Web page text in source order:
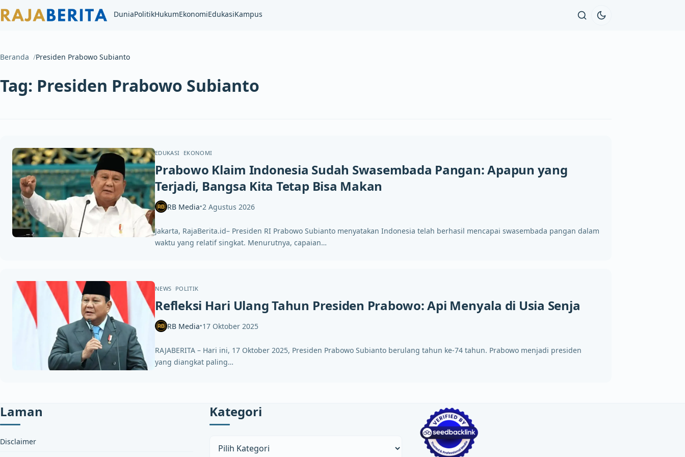
DuniaPolitikHukumEkonomiEdukasiKampus
Beranda Presiden Prabowo Subianto
Tag: Presiden Prabowo Subianto
EDUKASI EKONOMI
Prabowo Klaim Indonesia Sudah Swasembada Pangan: Apapun yang
Terjadi, Bangsa Kita Tetap Bisa Makan
RB Media•2 Agustus 2026
Jakarta, RajaBerita.id– Presiden RI Prabowo Subianto menyatakan Indonesia telah berhasil mencapai swasembada pangan dalam
waktu yang relatif singkat. Menurutnya, capaian…
NEWS POLITIK
Refleksi Hari Ulang Tahun Presiden Prabowo: Api Menyala di Usia Senja
RB Media•17 Oktober 2025
RAJABERITA – Hari ini, 17 Oktober 2025, Presiden Prabowo Subianto berulang tahun ke-74 tahun. Prabowo menjadi presiden
yang diangkat paling…
Laman
Disclaimer
Kategori